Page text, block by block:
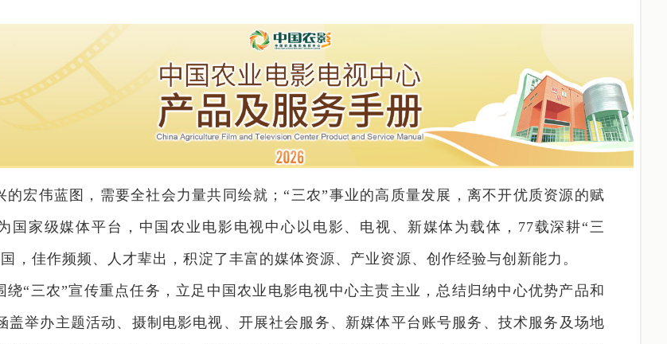
的宏伟蓝图，需要全社会力量共同绘就；“三农”事业的高质量发展，离不开优质资源的赋
国家级媒体平台，中国农业电影电视中心以电影、电视、新媒体为载体，77载深耕“三
，佳作频频、人才辈出，积淀了丰富的媒体资源、产业资源、创作经验与创新能力。
绕“三农”宣传重点任务，立足中国农业电影电视中心主责主业，总结归纳中心优势产品和
盖举办主题活动、摄制电影电视、开展社会服务、新媒体平台账号服务、技术服务及场地